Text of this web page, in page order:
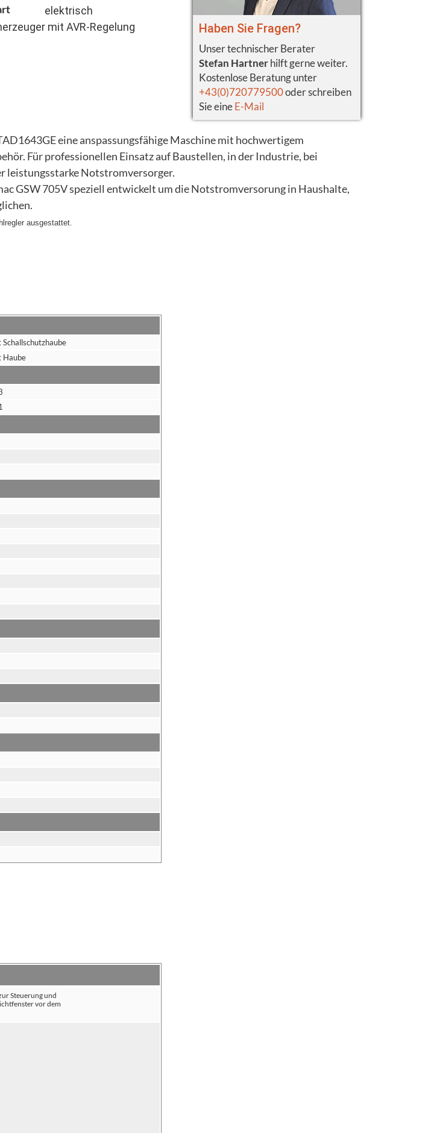
elektrisch
mit AVR-Regelung
Haben Sie Fragen?
Unser technischer Berater
Stefan Hartnerhilft gerne weiter.
Kostenlose Beratung unter
+43(0)720779500oder schreiben
Sie eineE-Mail
eine anspassungsfähige Maschine mit hochwertigem
Für professionellen Einsatz auf Baustellen, in der Industrie, bei
leistungsstarke Notstromversorger.
GSW 705V speziell entwickelt um die Notstromversorung in Haushalte,
ausgestattet.
Haube
Steuerung und
vor dem